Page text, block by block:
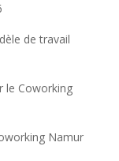
de travail
le Coworking
Namur